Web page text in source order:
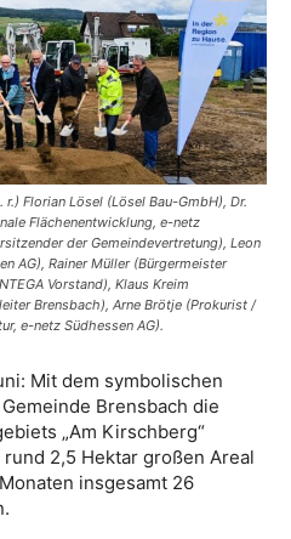
Florian Lösel (Lösel Bau-GmbH), Dr.
Flächenentwicklung, e-netz
der Gemeindevertretung), Leon
AG), Rainer Müller (Bürgermeister
Vorstand), Klaus Kreim
Brensbach), Arne Brötje (Prokurist /
e-netz Südhessen AG).
Mit dem symbolischen
Brensbach die
„Am Kirschberg“
2,5 Hektar großen Areal
insgesamt 26